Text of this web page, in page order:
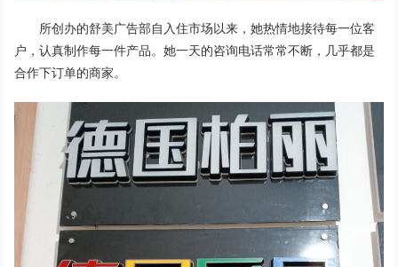
所创办的舒美广告部自入住市场以来，她热情地接待每一位客
户，认真制作每一件产品。她一天的咨询电话常常不断，几乎都是
合作下订单的商家。